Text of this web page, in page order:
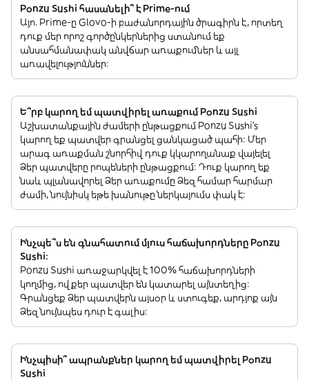
Ponzu Sushi հասանելի՞ է Prime-ում
Այո. Prime-ը Glovo-ի բաժանորդային ծրագիրն է, որտեղ
դուք մեր որոշ գործընկերներից ստանում եք
անսահմանափակ անվճար առաքումներ և այլ
առավելություններ:
Ե՞րբ կարող եմ պատվիրել առաքում Ponzu Sushi
Աշխատանքային ժամերի ընթացքում Ponzu Sushi’s
կարող եք պատվեր գրանցել ցանկացած պահի: Մեր
արագ առաքման շնորհիվ դուք կկարողանաք վայելել
Ձեր պատվերը րոպեների ընթացքում: Դուք կարող եք
նաև պլանավորել Ձեր առաքումը Ձեզ համար հարմար
ժամի, նույնիսկ եթե խանութը ներկայումս փակ է:
Ինչպե՞ս են գնահատում մյուս հաճախորդները Ponzu
Sushi:
Ponzu Sushi առաջարկվել է 100% հաճախորդների
կողմից, ովքեր պատվեր են կատարել այնտեղից:
Գրանցեք Ձեր պատվերն այսօր և ստուգեք, արդյոք այն
Ձեզ նույնպես դուր է գալիս:
Ինչպիսի՞ ապրանքներ կարող եմ պատվիրել Ponzu
Sushi